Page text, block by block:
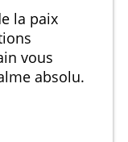
la paix
vous
absolu.